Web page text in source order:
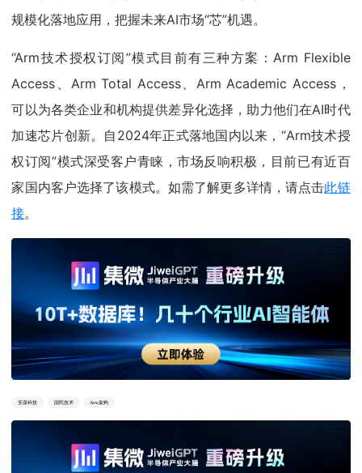
规模化落地应用，把握未来AI市场“芯”机遇。
“Arm技术授权订阅”模式目前有三种方案：Arm Flexible
Access、Arm Total Access、Arm Academic Access，
可以为各类企业和机构提供差异化选择，助力他们在AI时代
加速芯片创新。自2024年正式落地国内以来，“Arm技术授
权订阅”模式深受客户青睐，市场反响积极，目前已有近百
家国内客户选择了该模式。如需了解更多详情，请点击此链
接。
安谋科技 国民技术 Arm架构